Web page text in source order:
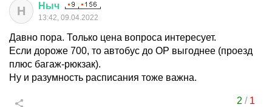
Н Ныч
13:42, 09.04.2022
Давно пора. Только цена вопроса интересует.
Если дороже 700, то автобус до ОР выгоднее (проезд
плюс багаж-рюкзак).
Ну и разумность расписания тоже важна.
2 / 1